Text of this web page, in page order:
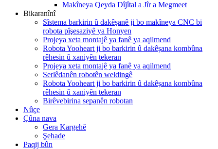
Makîneya Qeyda Dîjîtal a Jîr a Megmeet
Bikaranînî
Sîstema barkirin û dakêşanê ji bo makîneya CNC bi
robota pîşesaziyê ya Honyen
Projeya xeta montajê ya fanê ya aqilmend
Robota Yooheart ji bo barkirin û dakêşana kombûna
rêhesin û xaniyên tekeran
Projeya xeta montajê ya fanê ya aqilmend
Serlêdanên robotên weldingê
Robota Yooheart ji bo barkirin û dakêşana kombûna
rêhesin û xaniyên tekeran
Birêvebirina sepanên robotan
Nûçe
Çûna nava
Gera Kargehê
Şehade
Paqij bûn